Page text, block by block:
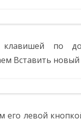
по
Вставить новый
его левой